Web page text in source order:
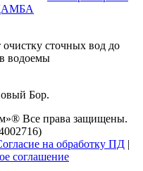
сточных вод до
водоемы
Бор.
® Все права защищены.
на обработку ПД |
соглашение